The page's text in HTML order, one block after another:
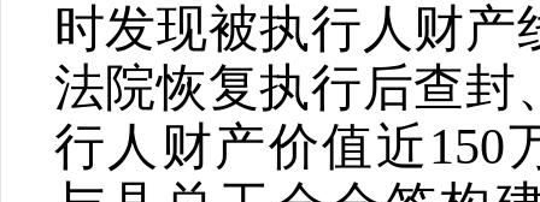
时发现被执行人财产
法院恢复执行后查封
行人财产价值近150